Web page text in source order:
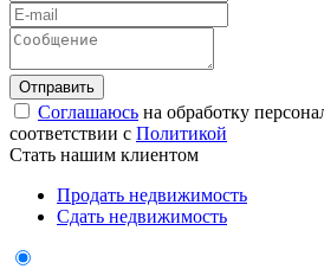
Соглашаюсь на обработку
соответствии с Политикой
Стать нашим клиентом
Продать недвижимость
Сдать недвижимость